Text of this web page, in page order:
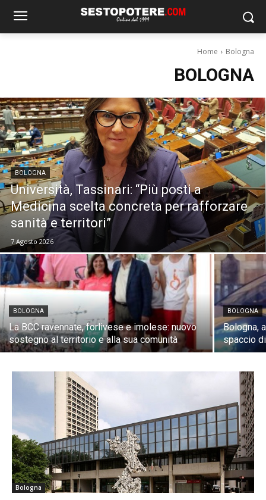
Home Bologna
BOLOGNA
BOLOGNA
Università, Tassinari: “Più posti a
Medicina scelta concreta per rafforzare
sanità e territori”
7 Agosto 2026
BOLOGNA
La BCC ravennate, forlivese e imolese: nuovo
sostegno al territorio e alla sua comunità
BOLOGNA
Bologna,
spaccio
Bologna